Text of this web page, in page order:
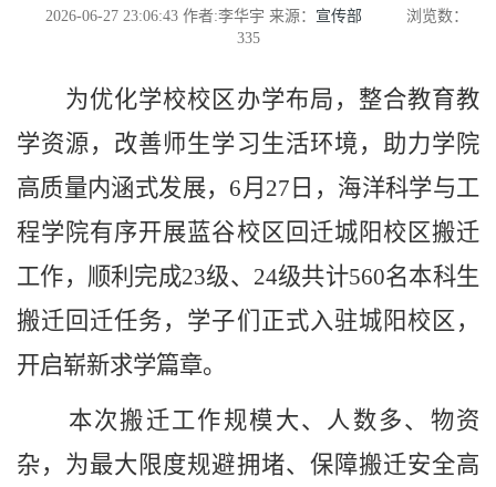
2026-06-27 23:06:43 作者:李华宇 来源： 宣传部
浏览数：
335
为优化学校校区办学布局，整合教育教
学资源，改善师生学习生活环境，助力学院
高质量内涵式发展，6月27日，海洋科学与工
程学院有序开展蓝谷校区回迁城阳校区搬迁
工作，顺利完成23级、24级共计560名本科生
搬迁回迁任务，学子们正式入驻城阳校区，
开启崭新求学篇章。
本次搬迁工作规模大、人数多、物资
杂，为最大限度规避拥堵、保障搬迁安全高